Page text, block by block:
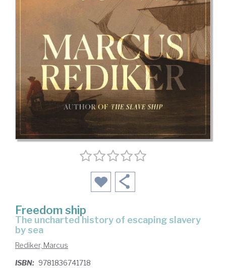
Freedom ship
the uncharted history of escaping slavery
by sea
Rediker, Marcus
ISBN: 9781836741718